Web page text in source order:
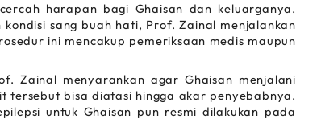
harapan bagi Ghaisan dan keluarganya.
sang buah hati, Prof. Zainal menjalankan
ini mencakup pemeriksaan medis maupun
Zainal menyarankan agar Ghaisan menjalani
tersebut bisa diatasi hingga akar penyebabnya.
untuk Ghaisan pun resmi dilakukan pada